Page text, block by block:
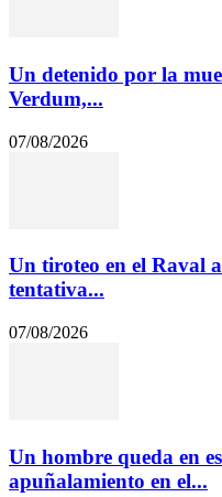
Un detenido por la
Verdum,...
07/08/2026
Un tiroteo en el Raval
tentativa...
07/08/2026
Un hombre queda en
apuñalamiento en el...